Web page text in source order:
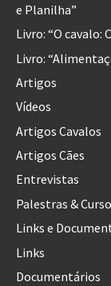
e Planilha”
Livro: “O cavalo:
Livro:
Artigos
Vídeos
Artigos Cavalos
Artigos Cães
Entrevistas
Palestras &
Links e
Links
Documentários